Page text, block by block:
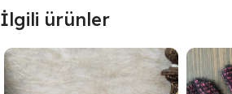
İlgili ürünler